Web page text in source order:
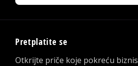
Pretplatite se
Otkrijte priče koje pokreću biznis